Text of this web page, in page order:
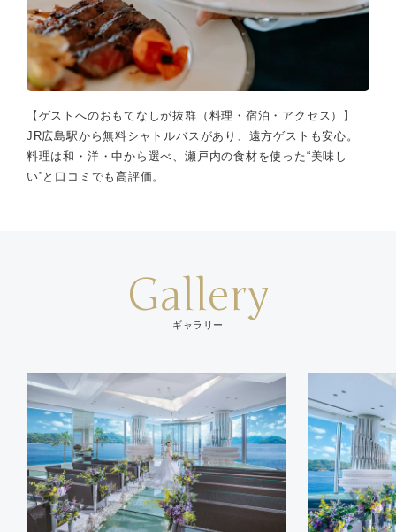
【ゲストへのおもてなしが抜群（料理・宿泊・アクセス）】
JR広島駅から無料シャトルバスがあり、遠方ゲストも安心。
料理は和・洋・中から選べ、瀬戸内の食材を使った“美味し
い”と口コミでも高評価。
Gallery
ギャラリー